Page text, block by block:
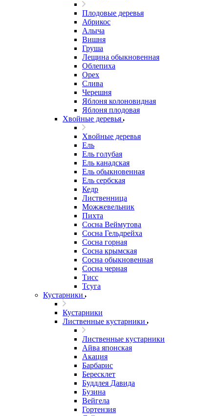
Плодовые деревья
Абрикос
Алыча
Вишня
Груша
Лещина обыкновенная
Облепиха
Орех
Слива
Черешня
Яблоня колоновидная
Яблоня плодовая
Хвойные деревья
Хвойные деревья
Ель
Ель голубая
Ель канадская
Ель обыкновенная
Ель сербская
Кедр
Лиственница
Можжевельник
Пихта
Сосна Веймутова
Сосна Гельдрейха
Сосна горная
Сосна крымская
Сосна обыкновенная
Сосна черная
Тисс
Тсуга
Кустарники
Кустарники
Лиственные кустарники
Лиственные кустарники
Айва японская
Акация
Барбарис
Бересклет
Буддлея Давида
Бузина
Вейгела
Гортензия